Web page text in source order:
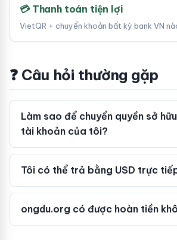
💳 Thanh toán tiện lợi
VietQR + chuyển khoản bất kỳ bank VN
❓ Câu hỏi thường gặp
Làm sao để chuyển quyền sở
tài khoản của tôi?
Tôi có thể trả bằng USD trực
ongdu.org có được hoàn tiền